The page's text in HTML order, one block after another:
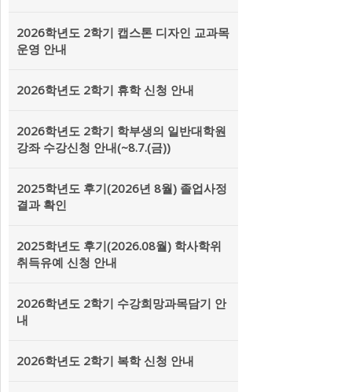
2026학년도 2학기 캡스톤 디자인 교과목
운영 안내
2026학년도 2학기 휴학 신청 안내
2026학년도 2학기 학부생의 일반대학원
강좌 수강신청 안내(~8.7.(금))
2025학년도 후기(2026년 8월) 졸업사정
결과 확인
2025학년도 후기(2026.08월) 학사학위
취득유예 신청 안내
2026학년도 2학기 수강희망과목담기 안
내
2026학년도 2학기 복학 신청 안내